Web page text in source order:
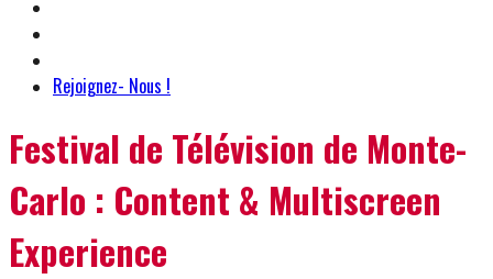
Rejoignez- Nous !
Festival de Télévision de Monte-
Carlo : Content & Multiscreen
Experience